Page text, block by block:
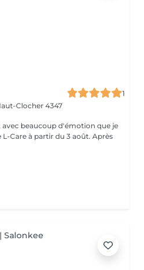
1
Clocher 4347
à partir du 3 août. Après